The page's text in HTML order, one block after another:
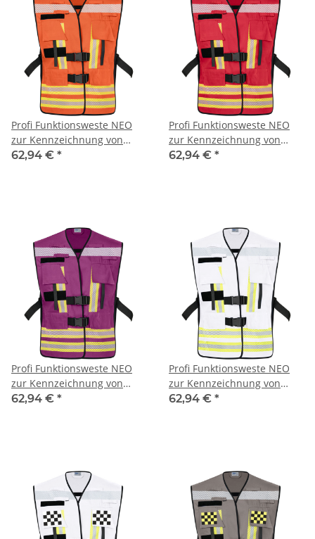
Profi Funktionsweste NEO
zur Kennzeichnung von
Einsatzpersonal mit
62,94 € *
Profi Funktionsweste NEO
zur Kennzeichnung von
Einsatzpersonal mit
62,94 € *
Profi Funktionsweste NEO
zur Kennzeichnung von
Einsatzpersonal mit
62,94 € *
Profi Funktionsweste NEO
zur Kennzeichnung von
Einsatzpersonal mit
62,94 € *